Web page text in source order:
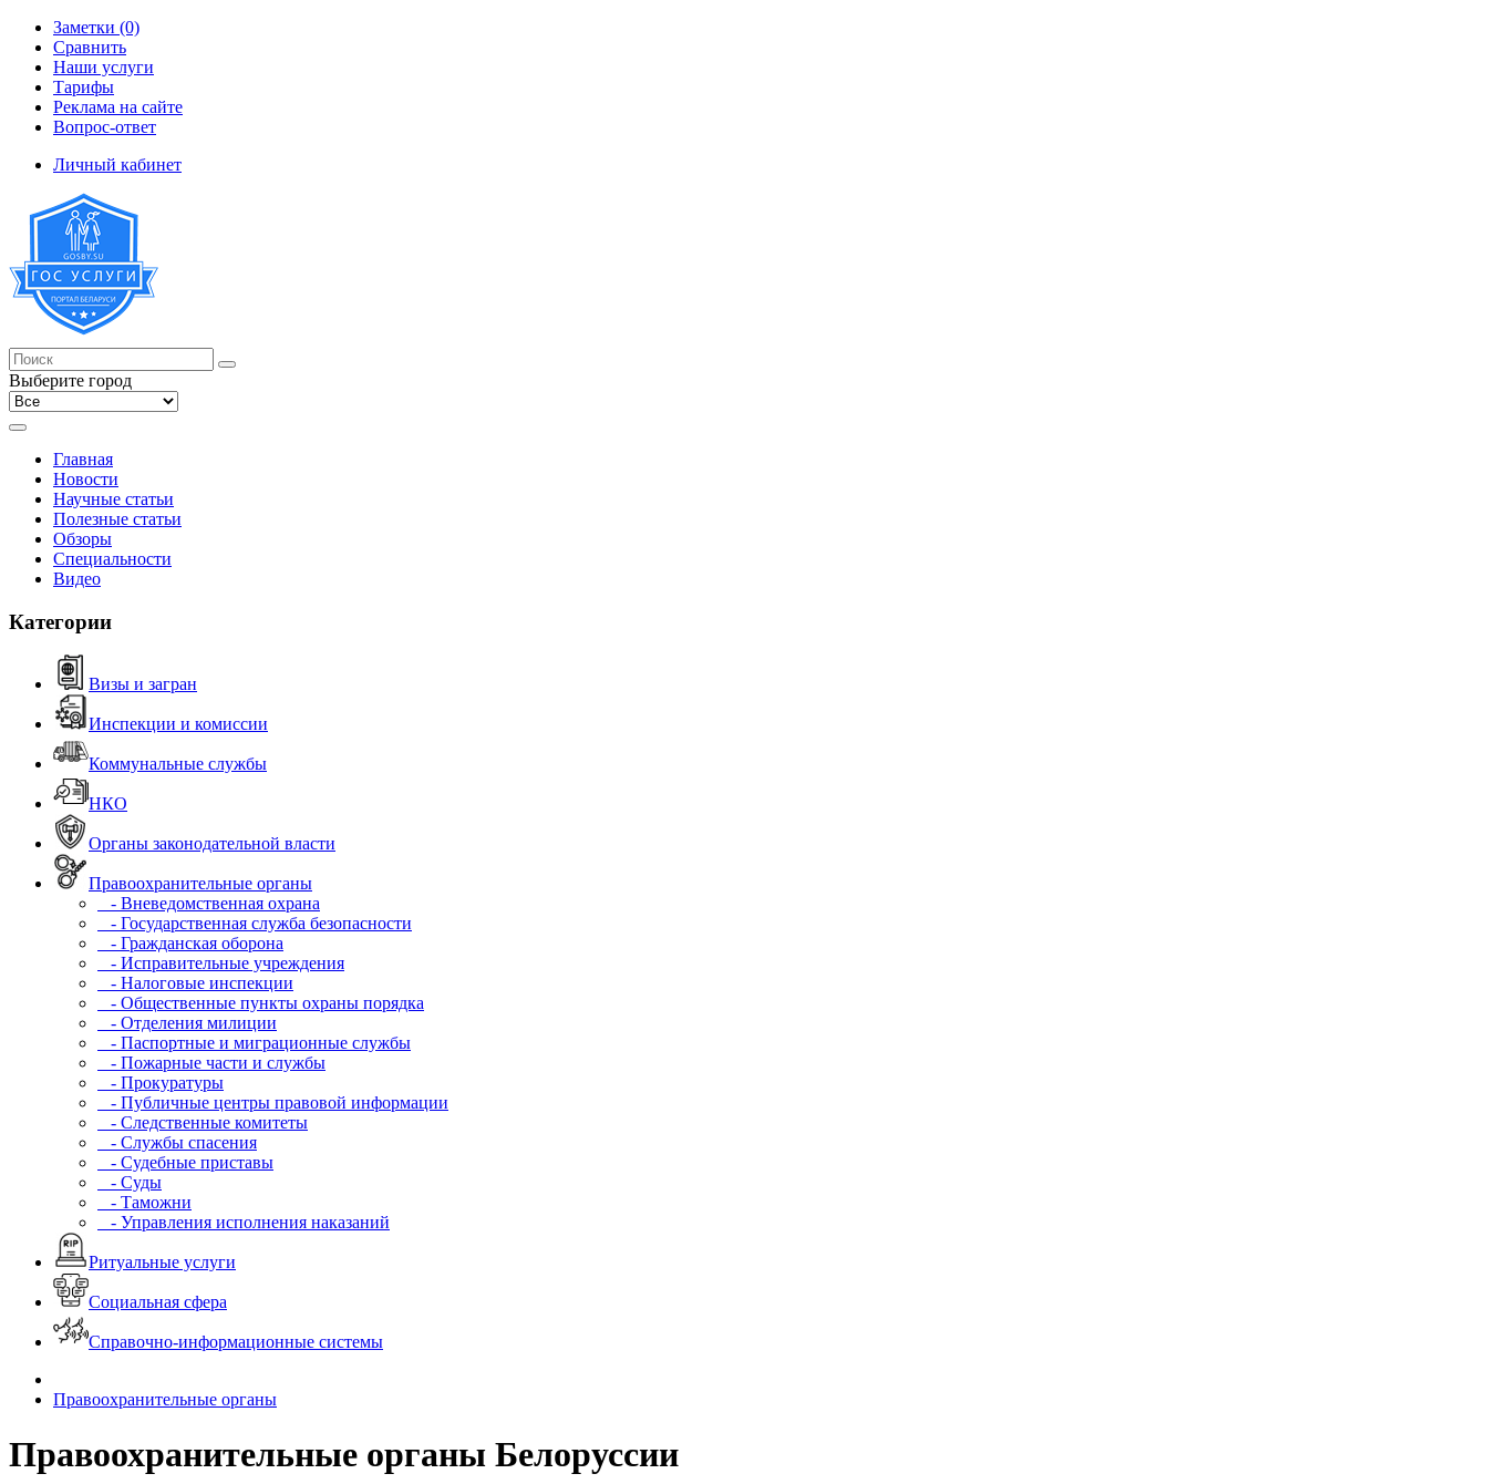
Заметки (0)
Сравнить
Наши услуги
Тарифы
Реклама на сайте
Вопрос-ответ
Личный кабинет
Выберите город
Главная
Новости
Научные статьи
Полезные статьи
Обзоры
Специальности
Видео
Категории
Визы и загран
Инспекции и комиссии
Коммунальные службы
НКО
Органы законодательной власти
Правоохранительные органы
- Вневедомственная охрана
- Государственная служба безопасности
- Гражданская оборона
- Исправительные учреждения
- Налоговые инспекции
- Общественные пункты охраны порядка
- Отделения милиции
- Паспортные и миграционные службы
- Пожарные части и службы
- Прокуратуры
- Публичные центры правовой информации
- Следственные комитеты
- Службы спасения
- Судебные приставы
- Суды
- Таможни
- Управления исполнения наказаний
Ритуальные услуги
Социальная сфера
Справочно-информационные системы
Правоохранительные органы
Правоохранительные органы Белоруссии